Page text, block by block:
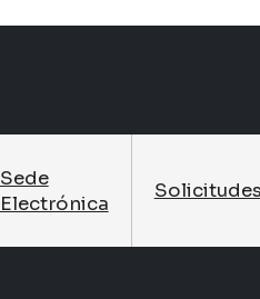
Sede
Electrónica